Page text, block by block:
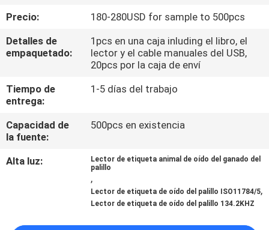
CONTROL
DE
CALIDAD
ÉNTRENOS
EN
CONTACTO
CON
Precio:
180-280USD for sample to 500pcs
Detalles de
empaquetado:
1pcs en una caja inluding el libro, el
lector y el cable manuales del USB,
20pcs por la caja de enví
Tiempo de
entrega:
1-5 días del trabajo
Capacidad de
la fuente:
500pcs en existencia
Alta luz:
Lector de etiqueta animal de oído del ganado del
palillo
,
Lector de etiqueta de oído del palillo ISO11784/5,
Lector de etiqueta de oído del palillo 134.2KHZ